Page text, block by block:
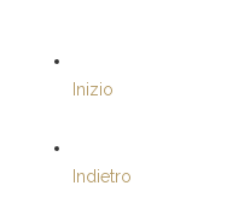
Inizio
Indietro